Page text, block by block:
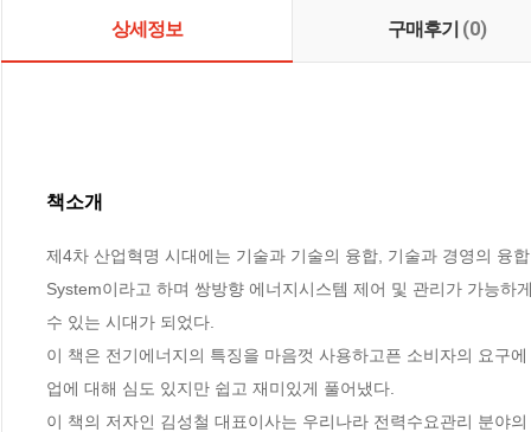
상세정보 구매후기 (0)
책소개
제4차 산업혁명 시대에는 기술과 기술의 융합, 기술과 경영의 융
System이라고 하며 쌍방향 에너지시스템 제어 및 관리가 가능
수 있는 시대가 되었다.
이 책은 전기에너지의 특징을 마음껏 사용하고픈 소비자의 요구
업에 대해 심도 있지만 쉽고 재미있게 풀어냈다.
이 책의 저자인 김성철 대표이사는 우리나라 전력수요관리 분야